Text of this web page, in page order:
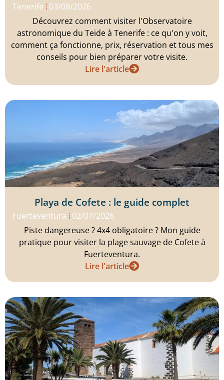
Tenerife 03/08/2026
Découvrez comment visiter l'Observatoire
astronomique du Teide à Tenerife : ce qu'on y voit,
comment ça fonctionne, prix, réservation et tous mes
conseils pour bien préparer votre visite.
Lire l'article
Playa de Cofete : le guide complet
Fuerteventura 02/07/2026
Piste dangereuse ? 4x4 obligatoire ? Mon guide
pratique pour visiter la plage sauvage de Cofete à
Fuerteventura.
Lire l'article